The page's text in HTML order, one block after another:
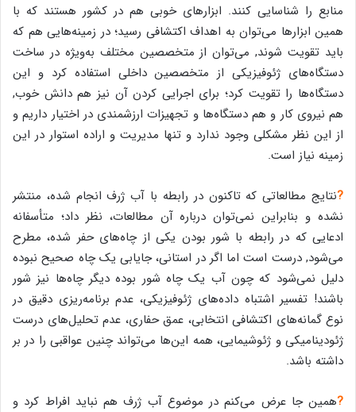
منابع را شناسایی کنند. ابزارهای خوبی هم در کشور هستند که با
همین ابزارها می‌توان به اهداف اکتشافی رسید؛ در زمینه‌هایی هم که
باید تقویت شوند, می‌توان از متخصصین مختلف به‌ویژه در ساخت
دستگاه‌های ژئوفیزیکی از متخصصین داخلی استفاده کرد و این
دستگاه‌ها را تقویت کرد؛ برای اجرایی کردن آن نیز هم دانش خوب,
هم نیروی کار و هم دستگاه‌ها و تجهیزات ارزشمندی در اختیار داریم و
از این نظر مشکلی وجود ندارد و تنها مدیریت و اراده استوار در این
زمینه نیاز است.
?نتایج مطالعاتی که تاکنون در رابطه با آب ژرف انجام شده، منتشر
نشده و بنابراین نمی‌توان درباره آن مطالعات، نظر داد؛ متأسفانه
ادعایی که در رابطه با شور بودن یکی از چاه‌های حفر شده، مطرح
می‌شود, درست است اما اگر در استانی، جایابی یک چاه صحیح نبوده
دلیل نمی‌شود که چون آب یک چاه شور بوده دیگر چاه‌ها نیز شور
باشند! تفسیر اشتباه داده‌های ژئوفیزیکی، عدم برنامه‌ریزی دقیق در
نوع گمانه‌های اکتشافی انتخابی، عمق حفاری، عدم تحلیل‌های درست
ژئودینامیکی و ژئوشیمایی، همه این‌ها می‌تواند چنین عواقبی را در بر
داشته باشد.
?همین جا عرض می‌کنم در موضوع آب ژرف هم نباید افراط کرد و